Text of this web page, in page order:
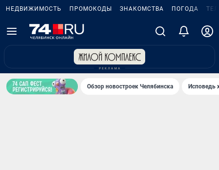
НЕДВИЖИМОСТЬ ПРОМОКОДЫ ЗНАКОМСТВА ПОГОДА
Обзор новостроек Челябинска Исповедь